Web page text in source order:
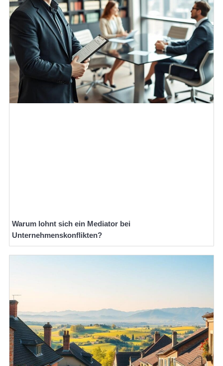
Warum lohnt sich ein Mediator bei
Unternehmenskonflikten?